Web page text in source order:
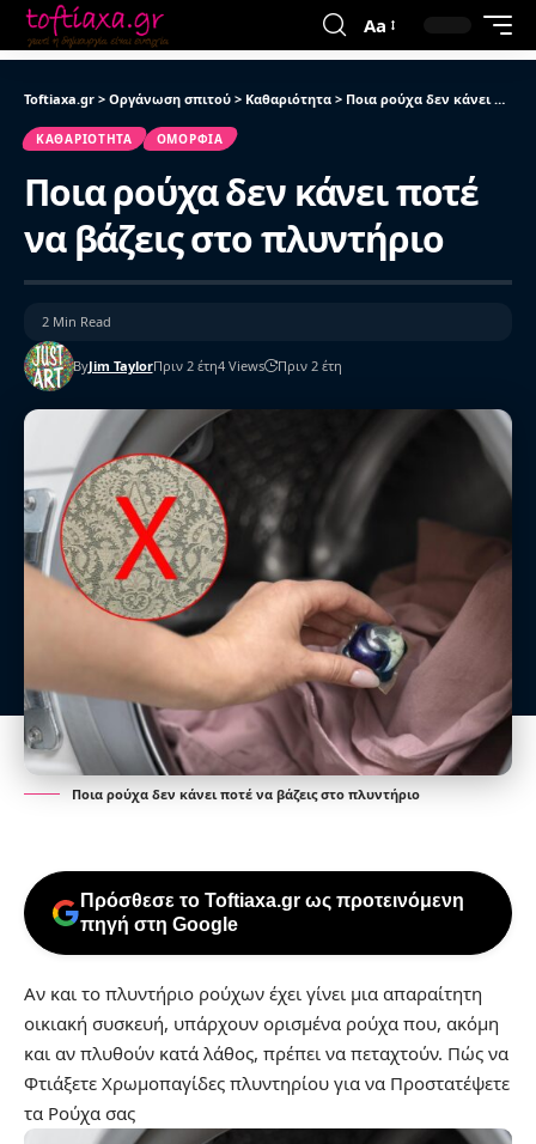
Aa
Toftiaxa.gr > Οργάνωση σπιτού > Καθαριότητα > Ποια ρούχα δεν κάνει ποτέ να βάζεις στο πλυντήριο
ΚΑΘΑΡΙΌΤΗΤΑ ΟΜΟΡΦΙΆ
Ποια ρούχα δεν κάνει ποτέ
να βάζεις στο πλυντήριο
ByJim TaylorΠριν 2 έτη4 Views Πριν 2 έτη
2 Min Read
Ποια ρούχα δεν κάνει ποτέ να βάζεις στο πλυντήριο
Πρόσθεσε το Toftiaxa.gr ως προτεινόμενη
πηγή στη Google
Αν και το πλυντήριο ρούχων έχει γίνει μια απαραίτητη
οικιακή συσκευή, υπάρχουν ορισμένα ρούχα που, ακόμη
και αν πλυθούν κατά λάθος, πρέπει να πεταχτούν. Πώς να
Φτιάξετε Χρωμοπαγίδες πλυντηρίου για να Προστατέψετε
τα Ρούχα σας